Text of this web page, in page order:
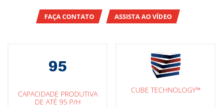
FAÇA CONTATO ASSISTA AO VÍDEO
CAPACIDADE PRODUTIVA
DE ATÉ 95 P/H
CUBE TECHNOLOGY™